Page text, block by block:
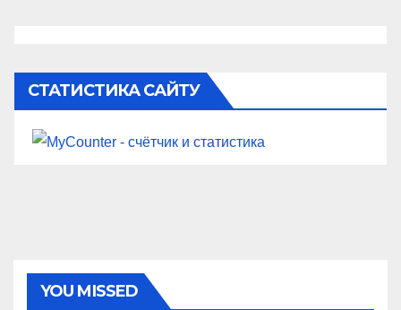
СТАТИСТИКА САЙТУ
YOU MISSED